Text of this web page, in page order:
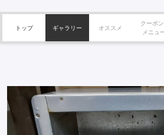
トップ ギャラリー オススメ
クーポン
メニュ